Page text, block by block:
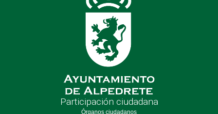
Participación ciudadana
Órganos ciudadanos